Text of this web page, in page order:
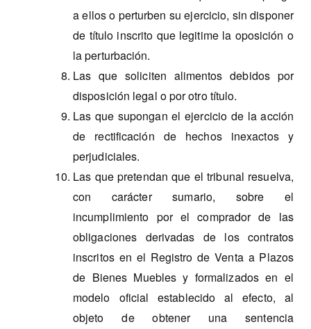
a ellos o perturben su ejercicio, sin disponer
de título inscrito que legitime la oposición o
la perturbación.
Las que soliciten alimentos debidos por
disposición legal o por otro título.
Las que supongan el ejercicio de la acción
de rectificación de hechos inexactos y
perjudiciales.
Las que pretendan que el tribunal resuelva,
con carácter sumario, sobre el
incumplimiento por el comprador de las
obligaciones derivadas de los contratos
inscritos en el Registro de Venta a Plazos
de Bienes Muebles y formalizados en el
modelo oficial establecido al efecto, al
objeto de obtener una sentencia